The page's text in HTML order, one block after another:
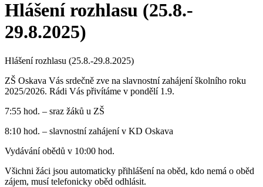
Hlášení rozhlasu (25.8.-
29.8.2025)
Hlášení rozhlasu (25.8.-29.8.2025)
ZŠ Oskava Vás srdečně zve na slavnostní zahájení školního roku
2025/2026. Rádi Vás přivítáme v pondělí 1.9.
7:55 hod. – sraz žáků u ZŠ
8:10 hod. – slavnostní zahájení v KD Oskava
Vydávání obědů v 10:00 hod.
Všichni žáci jsou automaticky přihlášení na oběd, kdo nemá o oběd
zájem, musí telefonicky oběd odhlásit.